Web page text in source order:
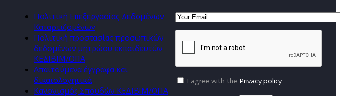
Πολιτική Επεξεργασίας Δεδομένων
Καταρτιζομένων
Πολιτική προστασίας προσωπικών
δεδομένων μητρώου εκπαιδευτών
ΚΕΔΙΒΙΜ/ΟΠΑ
Απαιτούμενα έγγραφα και
δικαιολογητικά
Κανονισμός Σπουδών ΚΕΔΙΒΙΜ/ΟΠΑ
I agree with the Privacy policy